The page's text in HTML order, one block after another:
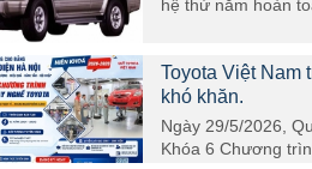
hệ thứ năm hoàn
Toyota Việt Nam
khó khăn.
Ngày 29/5/2026,
Khóa 6 Chương